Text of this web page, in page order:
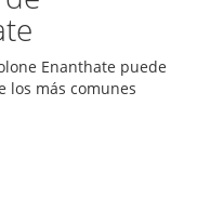
Enanthate puede
los más comunes